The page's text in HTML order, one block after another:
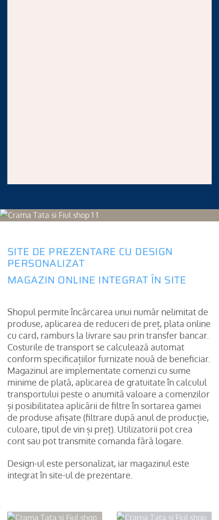
SITE DE PREZENTARE CU DESIGN
PERSONALIZAT
MAGAZIN ONLINE INTEGRAT ÎN SITE
Shopul permite încărcarea unui număr nelimitat de
produse, aplicarea de reduceri de preț, plata online
cu card, ramburs la livrare sau prin transfer bancar.
Costurile de transport se calculează automat
conform specificațiilor furnizate nouă de beneficiar.
Magazinul are implementate comenzi cu sume
minime de plată, aplicarea de gratuitate în calculul
transportului peste o anumită valoare a comenzilor
și posibilitatea aplicării de filtre în sortarea gamei
de produse afișate (filtrare după anul de producție,
culoare, tipul de vin și preț). Utilizatorii pot crea
cont sau pot transmite comanda fără logare.
Design-ul este personalizat, iar magazinul este
integrat în site-ul de prezentare.